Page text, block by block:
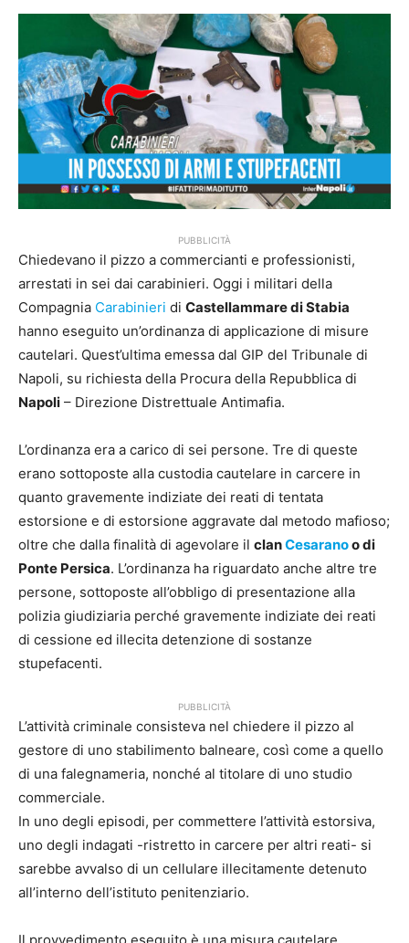
PUBBLICITÀ
Chiedevano il pizzo a commercianti e professionisti,
arrestati in sei dai carabinieri. Oggi i militari della
Compagnia Carabinieri di Castellammare di Stabia
hanno eseguito un’ordinanza di applicazione di misure
cautelari. Quest’ultima emessa dal GIP del Tribunale di
Napoli, su richiesta della Procura della Repubblica di
Napoli – Direzione Distrettuale Antimafia.
L’ordinanza era a carico di sei persone. Tre di queste
erano sottoposte alla custodia cautelare in carcere in
quanto gravemente indiziate dei reati di tentata
estorsione e di estorsione aggravate dal metodo mafioso;
oltre che dalla finalità di agevolare il clanCesaranoo di
Ponte Persica. L’ordinanza ha riguardato anche altre tre
persone, sottoposte all’obbligo di presentazione alla
polizia giudiziaria perché gravemente indiziate dei reati
di cessione ed illecita detenzione di sostanze
stupefacenti.
PUBBLICITÀ
L’attività criminale consisteva nel chiedere il pizzo al
gestore di uno stabilimento balneare, così come a quello
di una falegnameria, nonché al titolare di uno studio
commerciale.
In uno degli episodi, per commettere l’attività estorsiva,
uno degli indagati -ristretto in carcere per altri reati- si
sarebbe avvalso di un cellulare illecitamente detenuto
all’interno dell’istituto penitenziario.